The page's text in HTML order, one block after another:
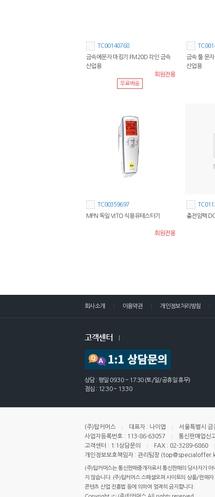
TC00140768
금속에문자 마킹기 FM20D 각인 금속
산업용
회원전용
무료배송
금속 툴 문
산업용
TC00359697
MPN 독일 VITO 식용유테스터기
회원전용
충전임팩
회사소개 이용약관 개인정보처리방침
고객센터
상담 : 평일 09:30 ~ 17:30 (토/일/공휴일 휴무)
점심 : 12:30 ~ 13:30
(주)탑커머스 대표자 : 나이엽
서울특별시
사업자등록번호 : 113-86-63057
통신판매업신
고객센터 : 1:1상담문의
FAX : 02-3289-6860
개인정보보호책임자 : 관리팀장
(주)탑커머스는 통신판매중개자로서 통신판매의 당사자가
지 않습니다. (주)탑커머스 스페셜오퍼 사이트의 상품/판매
콘텐츠 산업 진흥법 등에 의하여 엄격히 금지합니다.